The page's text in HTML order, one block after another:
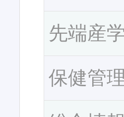
先端産
保健管